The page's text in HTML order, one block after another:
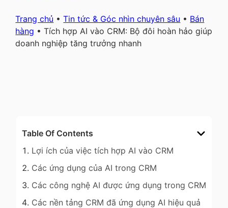
Trang chủ •Tin tức & Góc nhìn chuyên sâu • Bán
hàng •Tích hợp AI vào CRM: Bộ đôi hoàn hảo giúp
doanh nghiệp tăng trưởng nhanh
Table Of Contents
Lợi ích của việc tích hợp AI vào CRM
Các ứng dụng của AI trong CRM
Các công nghệ AI được ứng dụng trong CRM
Các nền tảng CRM đã ứng dụng AI hiệu quả